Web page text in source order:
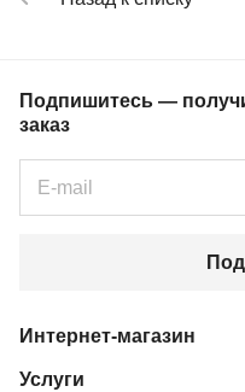
Подпишитесь —
заказ
Интернет-магазин
Услуги